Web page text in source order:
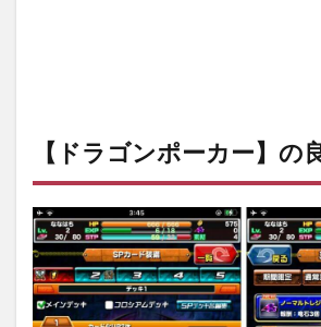
【ドラゴンポーカー】の